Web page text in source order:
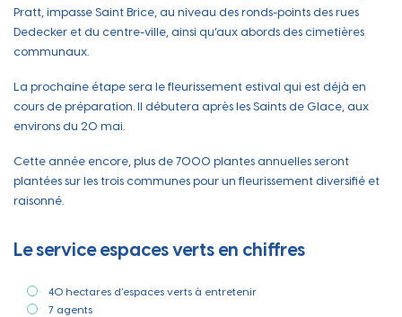
Pratt, impasse Saint Brice, au niveau des ronds-points des rues
Dedecker et du centre-ville, ainsi qu’aux abords des cimetières
communaux.
La prochaine étape sera le fleurissement estival qui est déjà en
cours de préparation. Il débutera après les Saints de Glace, aux
environs du 20 mai.
Cette année encore, plus de 7000 plantes annuelles seront
plantées sur les trois communes pour un fleurissement diversifié et
raisonné.
Le service espaces verts en chiffres
40 hectares d’espaces verts à entretenir
7 agents